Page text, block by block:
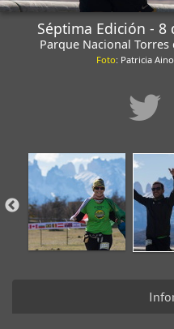
Séptima Edición -
Parque Nacional
Foto: Patricia